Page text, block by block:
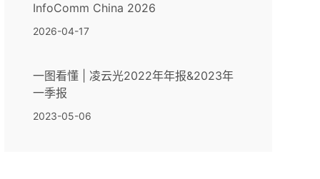
InfoComm China 2026
2026-04-17
一图看懂 | 凌云光2022年年报&2023年
一季报
2023-05-06